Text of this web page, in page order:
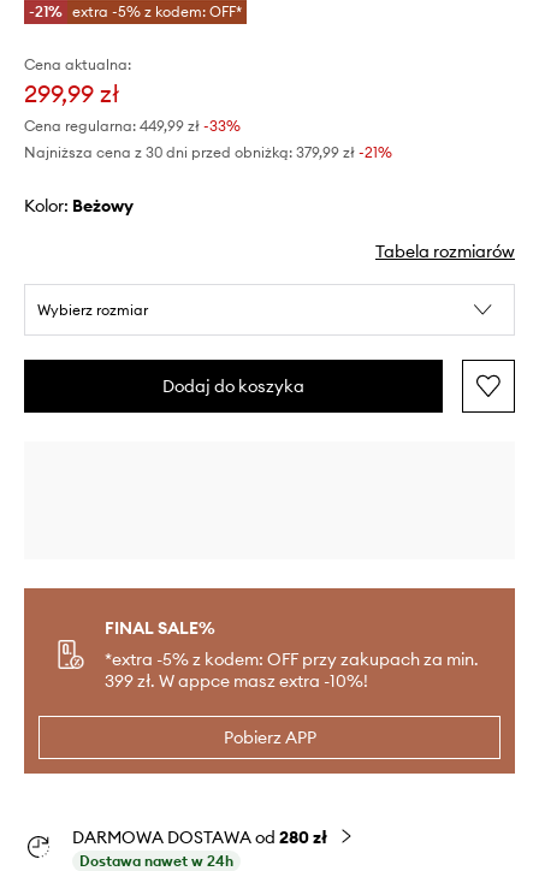
-21% extra -5% z kodem: OFF*
Cena aktualna:
299,99 zł
Cena regularna: 449,99 zł -33%
Najniższa cena z 30 dni przed obniżką: 379,99 zł -21%
Kolor: beżowy
Tabela rozmiarów
Wybierz rozmiar
Dodaj do koszyka
FINAL SALE%
*extra -5% z kodem: OFF przy zakupach za min.
399 zł. W appce masz extra -10%!
Pobierz APP
DARMOWA DOSTAWA od 280 zł
Dostawa nawet w 24h